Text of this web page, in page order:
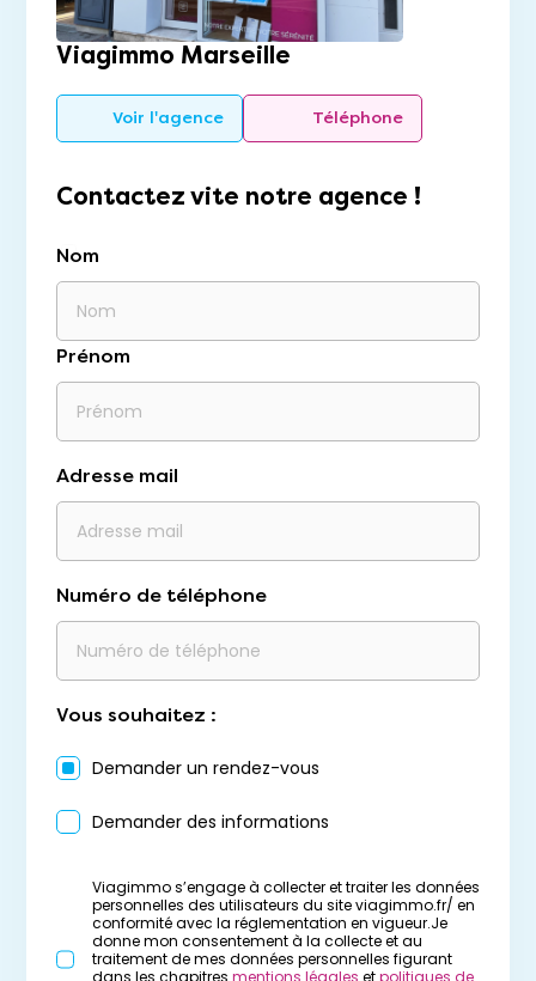
Viagimmo Marseille
Voir l'agence Téléphone
Contactez vite notre agence !
Nom
Prénom
Adresse mail
Numéro de téléphone
Vous souhaitez :
Demander un rendez-vous
Demander des informations
Viagimmo s’engage à collecter et traiter les données
personnelles des utilisateurs du site viagimmo.fr/ en
conformité avec la réglementation en vigueur.Je
donne mon consentement à la collecte et au
traitement de mes données personnelles figurant
dans les chapitres mentions légales etpolitiques de